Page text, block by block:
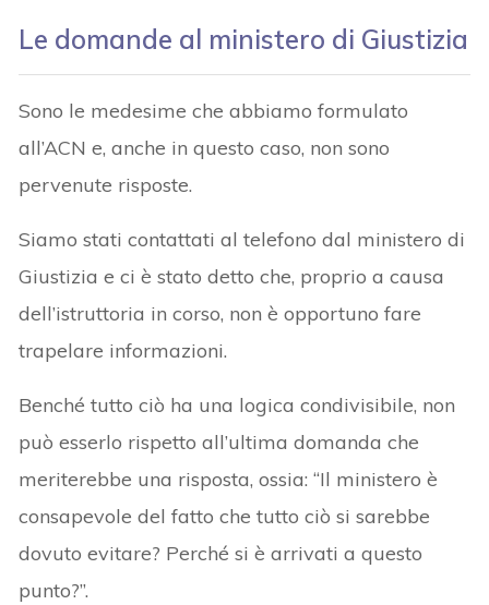
Le domande al ministero di Giustizia
Sono le medesime che abbiamo formulato
all’ACN e, anche in questo caso, non sono
pervenute risposte.
Siamo stati contattati al telefono dal ministero di
Giustizia e ci è stato detto che, proprio a causa
dell’istruttoria in corso, non è opportuno fare
trapelare informazioni.
Benché tutto ciò ha una logica condivisibile, non
può esserlo rispetto all’ultima domanda che
meriterebbe una risposta, ossia: “Il ministero è
consapevole del fatto che tutto ciò si sarebbe
dovuto evitare? Perché si è arrivati a questo
punto?”.